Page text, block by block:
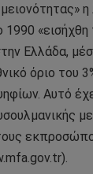
η
1990
Ελλάδα,
όριο του
Αυτό